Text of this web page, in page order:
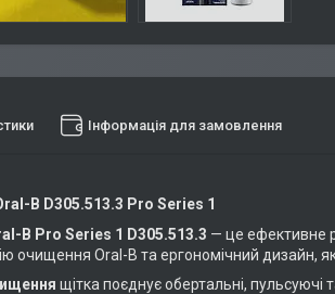
Інформація для замовлення
B D305.513.3 Pro Series 1
B Pro Series 1 D305.513.3 — це ефективне
очищення Oral-B та ергономічний дизайн,
щітка поєднує обертальні,